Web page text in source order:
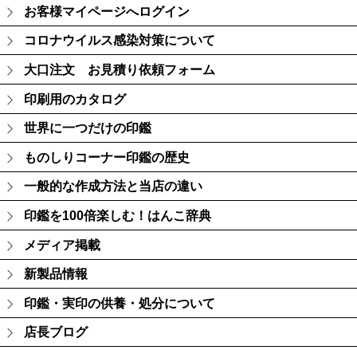
お客様マイページへログイン
コロナウイルス感染対策について
大口注文 お見積り依頼フォーム
印刷用のカタログ
世界に一つだけの印鑑
ものしりコーナー印鑑の歴史
一般的な作成方法と当店の違い
印鑑を100倍楽しむ！はんこ辞典
メディア掲載
新製品情報
印鑑・実印の供養・処分について
店長ブログ